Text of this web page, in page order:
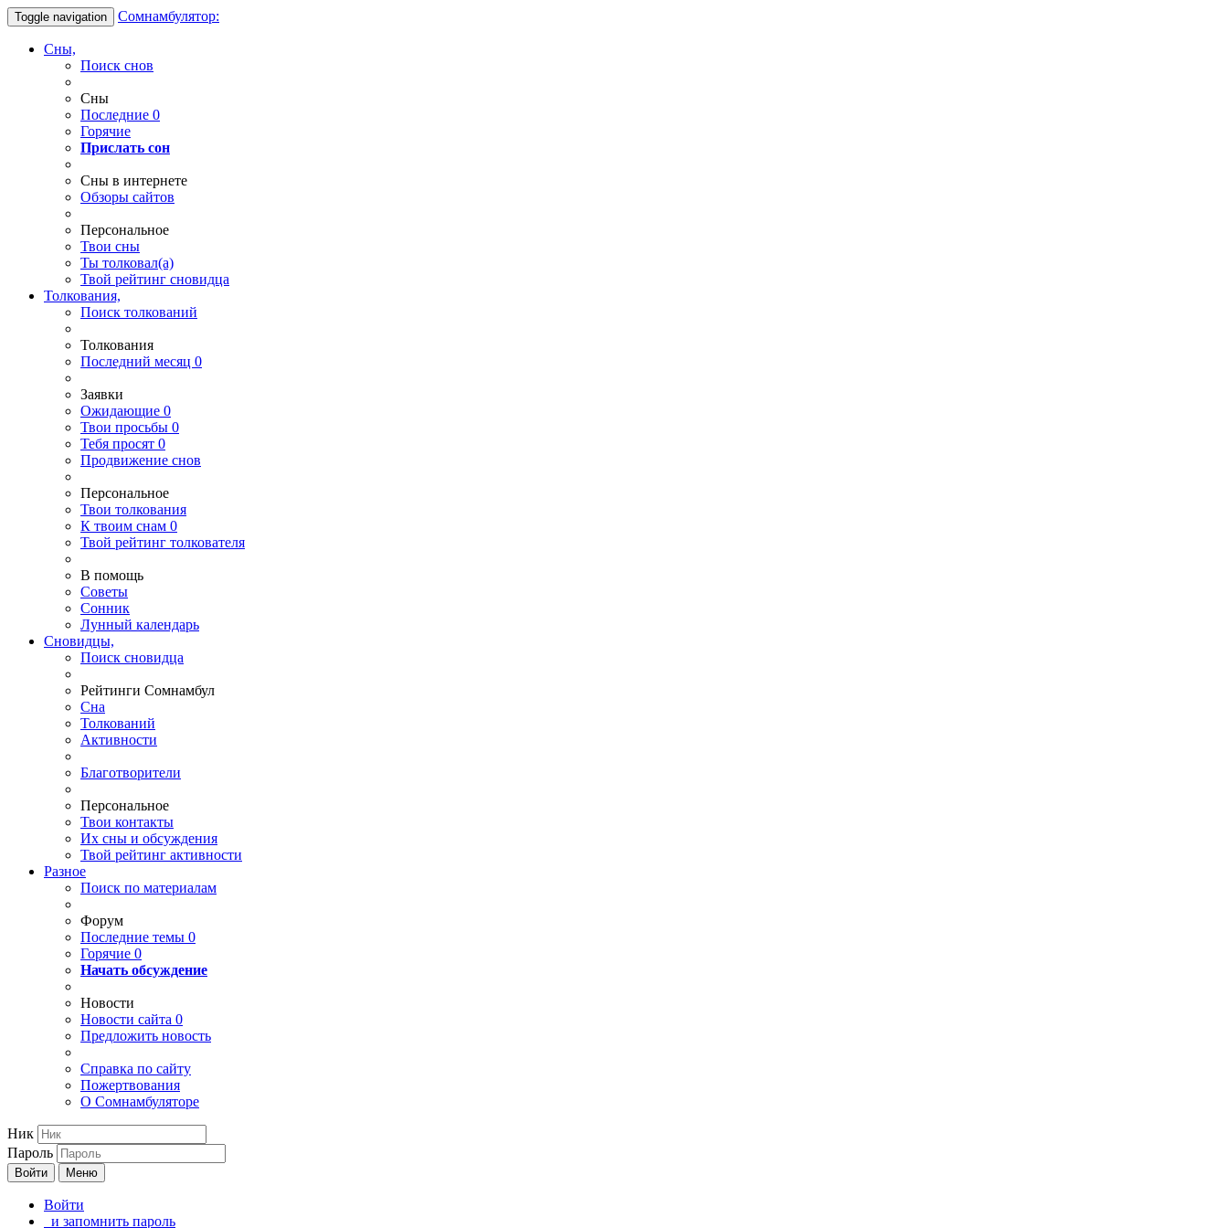
Toggle navigation Сомнамбулятор:
Сны,
Поиск снов
Сны
Последние 0
Горячие
Прислать сон
Сны в интернете
Обзоры сайтов
Персональное
Твои сны
Ты толковал(а)
Твой рейтинг сновидца
Толкования,
Поиск толкований
Толкования
Последний месяц 0
Заявки
Ожидающие 0
Твои просьбы 0
Тебя просят 0
Продвижение снов
Персональное
Твои толкования
К твоим снам 0
Твой рейтинг толкователя
В помощь
Советы
Сонник
Лунный календарь
Сновидцы,
Поиск сновидца
Рейтинги Сомнамбул
Сна
Толкований
Активности
Благотворители
Персональное
Твои контакты
Их сны и обсуждения
Твой рейтинг активности
Разное
Поиск по материалам
Форум
Последние темы 0
Горячие 0
Начать обсуждение
Новости
Новости сайта 0
Предложить новость
Справка по сайту
Пожертвования
О Сомнамбуляторе
Ник
Пароль
Войти Меню
Войти
и запомнить пароль